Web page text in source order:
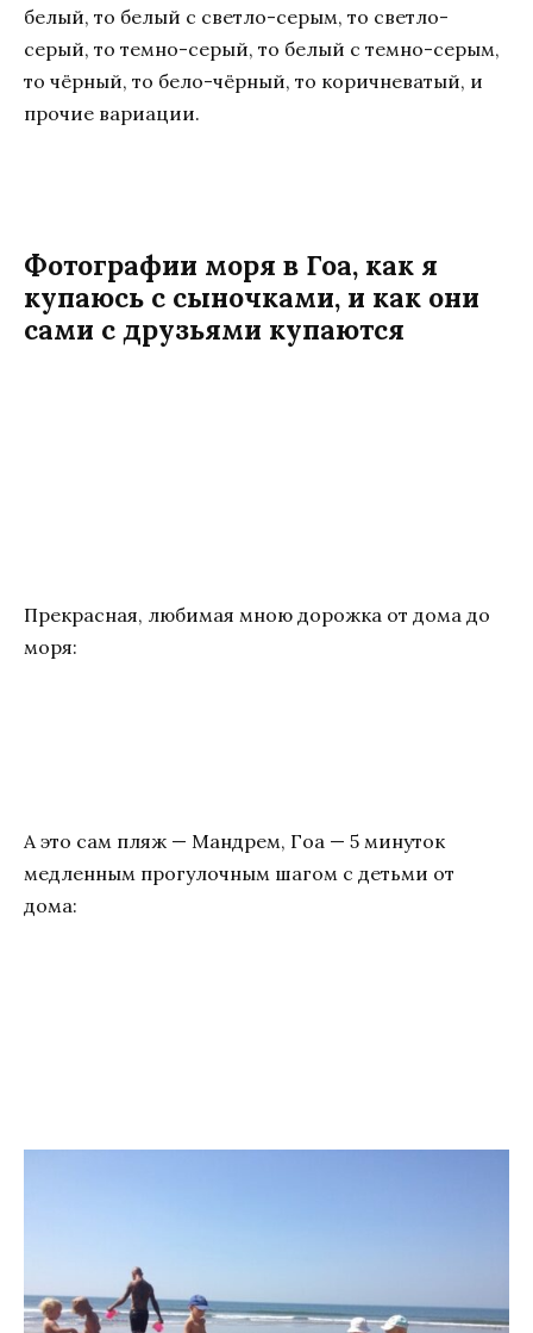
белый, то белый с светло-серым, то светло-
серый, то темно-серый, то белый с темно-серым,
то чёрный, то бело-чёрный, то коричневатый, и
прочие вариации.
Фотографии моря в Гоа, как я
купаюсь с сыночками, и как они
сами с друзьями купаются
Прекрасная, любимая мною дорожка от дома до
моря:
А это сам пляж — Мандрем, Гоа — 5 минуток
медленным прогулочным шагом с детьми от
дома: